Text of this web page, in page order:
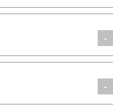
-
-